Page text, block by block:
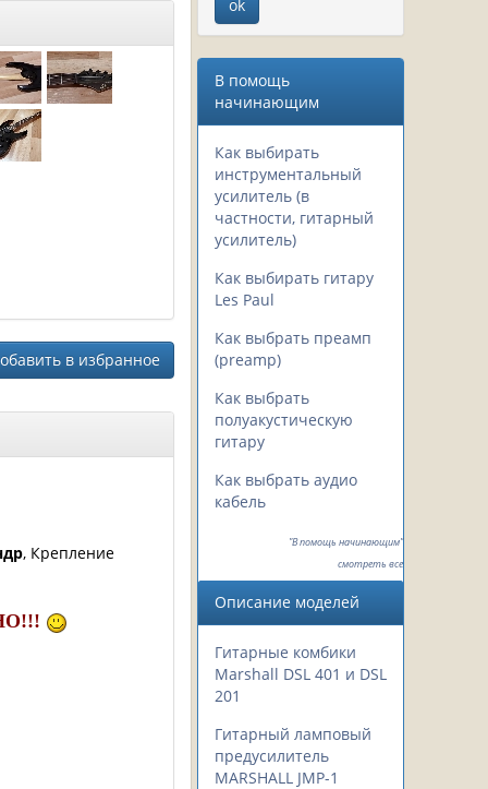
в избранное
, Крепление
В помощь
начинающим
Как выбирать
инструментальный
усилитель (в
частности, гитарный
усилитель)
Как выбирать гитару
Les Paul
Как выбрать преамп
(preamp)
Как выбрать
полуакустическую
гитару
Как выбрать аудио
кабель
"В помощь начинающим"
смотреть все
Описание моделей
Гитарные комбики
Marshall DSL 401 и DSL
201
Гитарный ламповый
предусилитель
MARSHALL JMP-1